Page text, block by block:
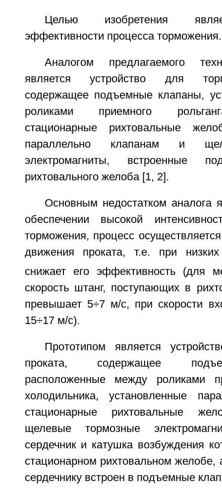
Целью изобретения
эффективности процесса торможения.
Аналогом предлагаемого
является устройство для
содержащее подъемные клапаны,
роликами приемного
стационарные рихтовальные
параллельно клапанам и
электромагниты, встроенные
рихтовального желоба [1, 2].
Основным недостатком аналога
обеспечении высокой
торможения, процесс
движения проката, т.е. при
снижает его эффективность (для
скорость штанг, поступающих в
превышает 5÷7 м/с, при скорости
15÷17 м/с).
Прототипом является
проката, содержащее
расположенные между роликами
холодильника, установленные
стационарные рихтовальные
щелевые тормозные
сердечник и катушка возбуждения
стационарном рихтовальном желобе,
сердечнику встроен в подъемные